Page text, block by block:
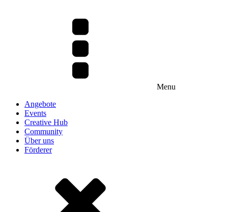
Menu
Angebote
Events
Creative Hub
Community
Über uns
Förderer